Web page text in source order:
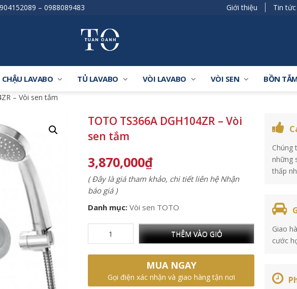
– 0988089483 Giới thiệu Tin tức
CHẬU LAVABO TỦ LAVABO VÒI LAVABO VÒI SEN BỒN
– Vòi sen tắm
TOTO TS366A DGH104ZR – Vòi
sen tắm
3,870,000₫
( Đây là giá tham khảo, chi tiết liên hệ Nhận
báo giá )
Danh mục: Vòi sen TOTO
THÊM VÀO GIỎ
MUA NGAY
Gọi điện xác nhận và giao hàng tận nơi
Chúng
những
thấp
Giao
cước